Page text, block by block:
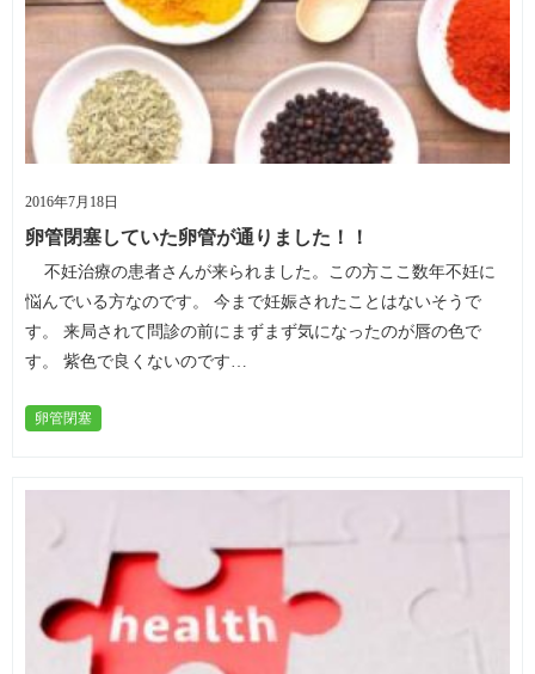
2016年7月18日
卵管閉塞していた卵管が通りました！！
不妊治療の患者さんが来られました。この方ここ数年不妊に
悩んでいる方なのです。 今まで妊娠されたことはないそうで
す。 来局されて問診の前にまずまず気になったのが唇の色で
す。 紫色で良くないのです…
卵管閉塞